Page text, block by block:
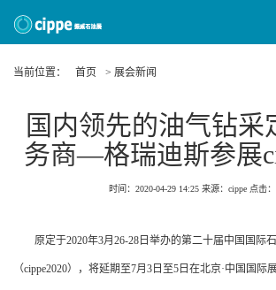
当前位置：
首页 > 展会新闻
国内领先的油气钻采
务商—格瑞迪斯参展
时间：2020-04-29 14:25 来源：cippe 点击：
原定于2020年3月26-28日举办的第二十届中国国际
（cippe2020），将延期至7月3日至5日在北京·中国国际